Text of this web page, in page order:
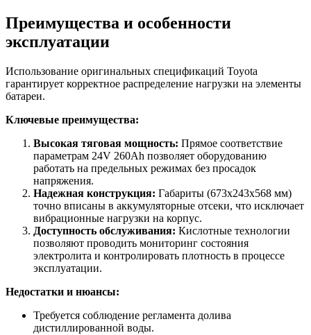
Преимущества и особенности
эксплуатации
Использование оригинальных спецификаций Toyota
гарантирует корректное распределение нагрузки на элементы
батареи.
Ключевые преимущества:
Высокая тяговая мощность: Прямое соответствие
параметрам 24V 260Ah позволяет оборудованию
работать на предельных режимах без просадок
напряжения.
Надежная конструкция: Габариты (673x243x568 мм)
точно вписаны в аккумуляторные отсеки, что исключает
вибрационные нагрузки на корпус.
Доступность обслуживания: Кислотные технологии
позволяют проводить мониторинг состояния
электролита и контролировать плотность в процессе
эксплуатации.
Недостатки и нюансы:
Требуется соблюдение регламента долива
дистиллированной воды.